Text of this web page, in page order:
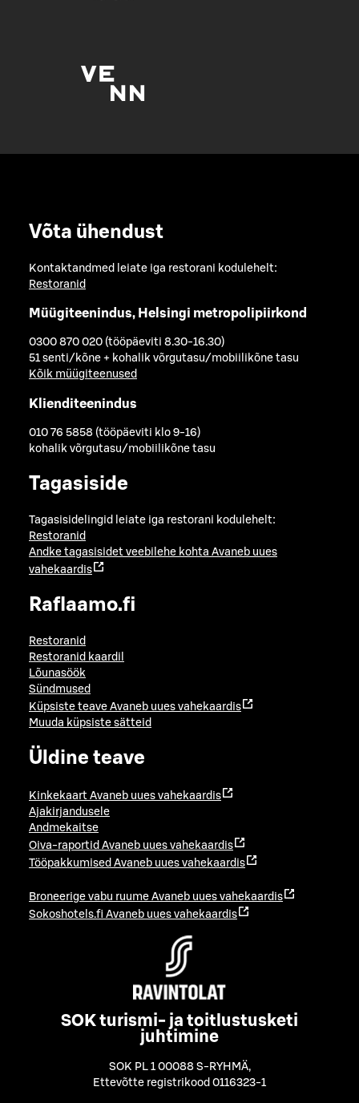
Võta ühendust
Kontaktandmed leiate iga restorani kodulehelt:
Restoranid
Müügiteenindus, Helsingi metropolipiirkond
0300 870 020 (tööpäeviti 8.30-16.30)
51 senti/kõne + kohalik võrgutasu/mobiilikõne tasu
Kõik müügiteenused
Klienditeenindus
010 76 5858 (tööpäeviti klo 9-16)
kohalik võrgutasu/mobiilikõne tasu
Tagasiside
Tagasisidelingid leiate iga restorani kodulehelt:
Restoranid
Andke tagasisidet veebilehe kohta Avaneb uues
vahekaardis
Raflaamo.fi
Restoranid
Restoranid kaardil
Lõunasöök
Sündmused
Küpsiste teave Avaneb uues vahekaardis
Muuda küpsiste sätteid
Üldine teave
Kinkekaart Avaneb uues vahekaardis
Ajakirjandusele
Andmekaitse
Oiva-raportid Avaneb uues vahekaardis
Tööpakkumised Avaneb uues vahekaardis
Broneerige vabu ruume Avaneb uues vahekaardis
Sokoshotels.fi Avaneb uues vahekaardis
SOK turismi- ja toitlustusketi
juhtimine
SOK PL 1 00088 S-RYHMÄ,
Ettevõtte registrikood 0116323-1